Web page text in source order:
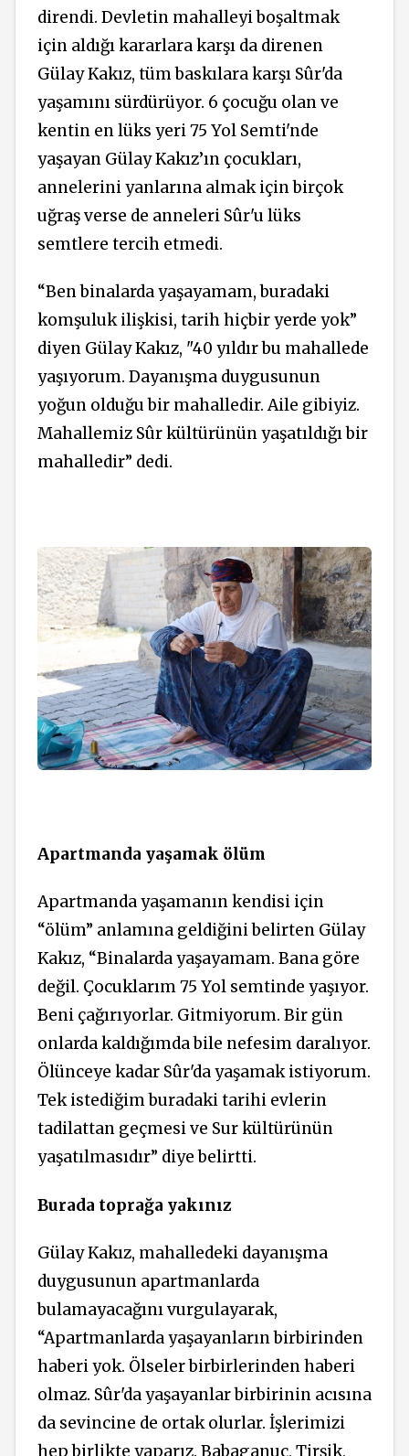
direndi. Devletin mahalleyi boşaltmak
için aldığı kararlara karşı da direnen
Gülay Kakız, tüm baskılara karşı Sûr'da
yaşamını sürdürüyor. 6 çocuğu olan ve
kentin en lüks yeri 75 Yol Semti'nde
yaşayan Gülay Kakız’ın çocukları,
annelerini yanlarına almak için birçok
uğraş verse de anneleri Sûr'u lüks
semtlere tercih etmedi.
“Ben binalarda yaşayamam, buradaki
komşuluk ilişkisi, tarih hiçbir yerde yok”
diyen Gülay Kakız, "40 yıldır bu mahallede
yaşıyorum. Dayanışma duygusunun
yoğun olduğu bir mahalledir. Aile gibiyiz.
Mahallemiz Sûr kültürünün yaşatıldığı bir
mahalledir” dedi.
Apartmanda yaşamak ölüm
Apartmanda yaşamanın kendisi için
“ölüm” anlamına geldiğini belirten Gülay
Kakız, “Binalarda yaşayamam. Bana göre
değil. Çocuklarım 75 Yol semtinde yaşıyor.
Beni çağırıyorlar. Gitmiyorum. Bir gün
onlarda kaldığımda bile nefesim daralıyor.
Ölünceye kadar Sûr'da yaşamak istiyorum.
Tek istediğim buradaki tarihi evlerin
tadilattan geçmesi ve Sur kültürünün
yaşatılmasıdır” diye belirtti.
Burada toprağa yakınız
Gülay Kakız, mahalledeki dayanışma
duygusunun apartmanlarda
bulamayacağını vurgulayarak,
“Apartmanlarda yaşayanların birbirinden
haberi yok. Ölseler birbirlerinden haberi
olmaz. Sûr'da yaşayanlar birbirinin acısına
da sevincine de ortak olurlar. İşlerimizi
hep birlikte yaparız. Babaganuç, Tirşik,